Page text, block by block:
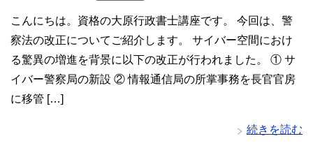
こんにちは。資格の大原行政書士講座です。 今回は、警
察法の改正についてご紹介します。 サイバー空間におけ
る驚異の増進を背景に以下の改正が行われました。 ① サ
イバー警察局の新設 ② 情報通信局の所掌事務を長官官房
に移管 […]
続きを読む